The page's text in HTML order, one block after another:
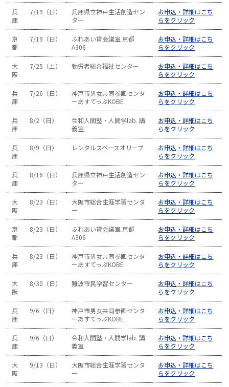
兵
庫
7/19（日）
兵庫県立神戸生活創造セン
ター
お申込・詳細はこち
らをクリック
京
都
7/19（日）
ふれあい貸会議室 京都
A306
お申込・詳細はこち
らをクリック
大
阪
7/25（土） 勤労者総合福祉センター
お申込・詳細はこち
らをクリック
兵
庫
7/26（日）
神戸市男女共同参画センタ
ーあすてっぷKOBE
お申込・詳細はこち
らをクリック
兵
庫
8/2（日）
令和人間塾・人間学lab. 講
義室
お申込・詳細はこち
らをクリック
兵
庫
8/9（日） レンタルスペースオリーブ
お申込・詳細はこち
らをクリック
兵
庫
8/16（日）
兵庫県立神戸生活創造セン
ター
お申込・詳細はこち
らをクリック
大
阪
8/23（日）
大阪市総合生涯学習センタ
ー
お申込・詳細はこち
らをクリック
京
都
8/23（日）
ふれあい貸会議室 京都
A306
お申込・詳細はこち
らをクリック
兵
庫
8/23（日）
神戸市男女共同参画センタ
ーあすてっぷKOBE
お申込・詳細はこち
らをクリック
大
阪
8/30（日） 難波市民学習センター
お申込・詳細はこち
らをクリック
兵
庫
9/6（日）
神戸市男女共同参画センタ
ーあすてっぷKOBE
お申込・詳細はこち
らをクリック
兵
庫
9/6（日）
令和人間塾・人間学lab. 講
義室
お申込・詳細はこち
らをクリック
大
阪
9/13（日）
大阪市総合生涯学習センタ
ー
お申込・詳細はこち
らをクリック